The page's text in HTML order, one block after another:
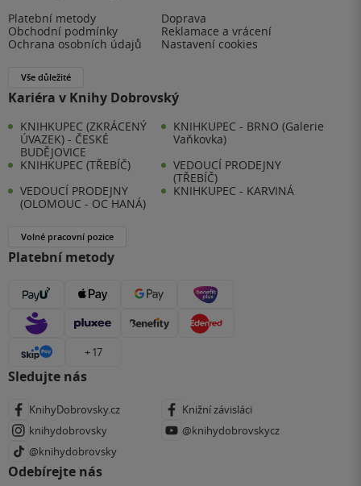
Platební metody
Doprava
Obchodní podmínky
Reklamace a vrácení
Ochrana osobních údajů
Nastavení cookies
Vše důležité
Kariéra v Knihy Dobrovský
KNIHKUPEC (ZKRÁCENÝ
ÚVAZEK) - ČESKÉ
BUDĚJOVICE
KNIHKUPEC - BRNO (Galerie
Vaňkovka)
KNIHKUPEC (TŘEBÍČ)
VEDOUCÍ PRODEJNY
(TŘEBÍČ)
VEDOUCÍ PRODEJNY
(OLOMOUC - OC HANÁ)
KNIHKUPEC - KARVINÁ
Volné pracovní pozice
Platební metody
+ 17
Sledujte nás
KnihyDobrovsky.cz
Knižní závisláci
knihydobrovsky
@knihydobrovskycz
@knihydobrovsky
Odebírejte nás